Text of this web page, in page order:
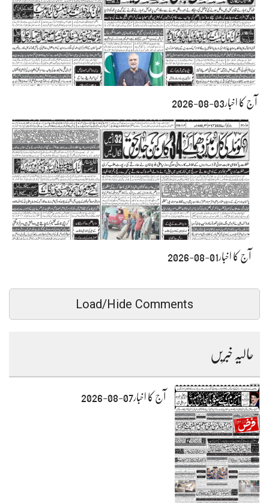
آج کا اخبار03-08-2026
آج کا اخبار01-08-2026
Load/Hide Comments
حالیہ خبریں
آج کا اخبار07-08-2026